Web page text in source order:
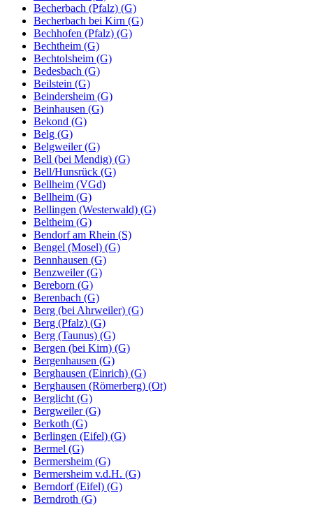
Becherbach (Pfalz) (G)
Becherbach bei Kirn (G)
Bechhofen (Pfalz) (G)
Bechtheim (G)
Bechtolsheim (G)
Bedesbach (G)
Beilstein (G)
Beindersheim (G)
Beinhausen (G)
Bekond (G)
Belg (G)
Belgweiler (G)
Bell (bei Mendig) (G)
Bell/Hunsrück (G)
Bellheim (VGd)
Bellheim (G)
Bellingen (Westerwald) (G)
Beltheim (G)
Bendorf am Rhein (S)
Bengel (Mosel) (G)
Bennhausen (G)
Benzweiler (G)
Bereborn (G)
Berenbach (G)
Berg (bei Ahrweiler) (G)
Berg (Pfalz) (G)
Berg (Taunus) (G)
Bergen (bei Kirn) (G)
Bergenhausen (G)
Berghausen (Einrich) (G)
Berghausen (Römerberg) (Ot)
Berglicht (G)
Bergweiler (G)
Berkoth (G)
Berlingen (Eifel) (G)
Bermel (G)
Bermersheim (G)
Bermersheim v.d.H. (G)
Berndorf (Eifel) (G)
Berndroth (G)